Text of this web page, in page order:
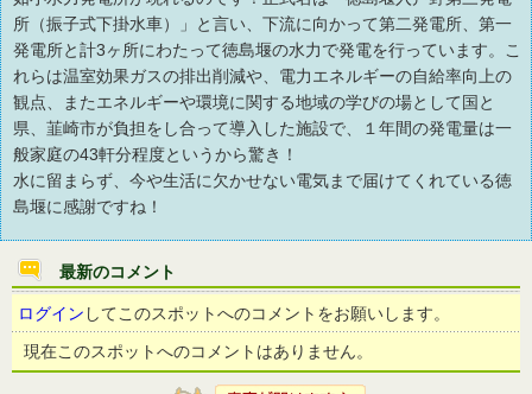
所（振子式下掛水車）」と言い、下流に向かって第二発電所、第一
発電所と計3ヶ所にわたって徳島堰の水力で発電を行っています。こ
れらは温室効果ガスの排出削減や、電力エネルギーの自給率向上の
観点、またエネルギーや環境に関する地域の学びの場として国と
県、韮崎市が負担をし合って導入した施設で、１年間の発電量は一
般家庭の43軒分程度というから驚き！
水に留まらず、今や生活に欠かせない電気まで届けてくれている徳
島堰に感謝ですね！
最新のコメント
ログイン してこのスポットへのコメントをお願いします。
現在このスポットへのコメントはありません。